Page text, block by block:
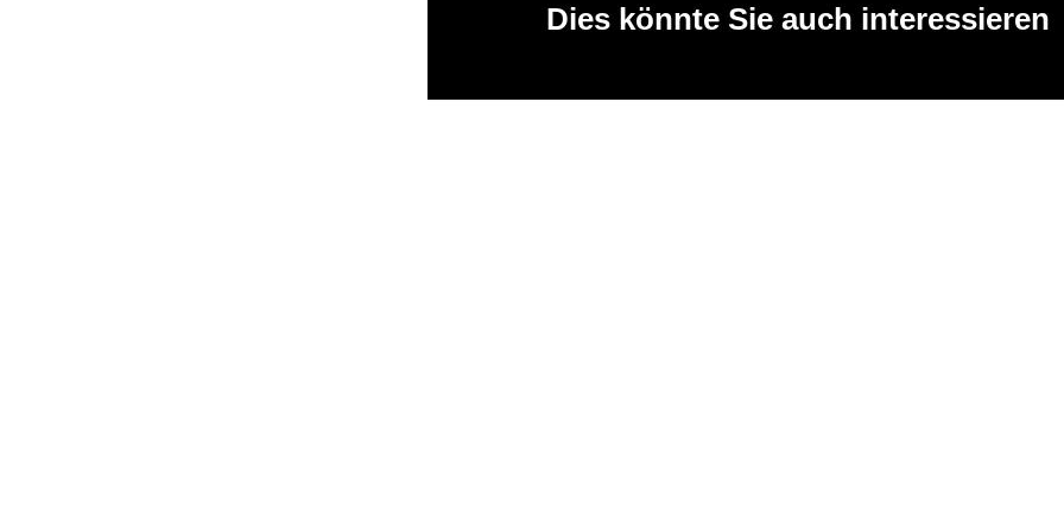
Dies könnte Sie auch interessieren